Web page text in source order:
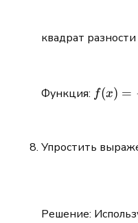
квадрат
Функция: f(x)
f(x) =
Упростить
Решение: